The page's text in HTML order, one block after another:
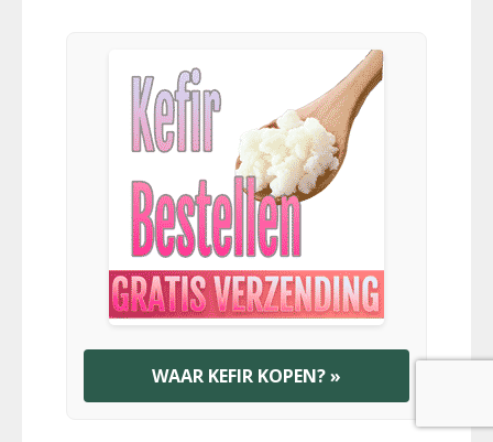
WAAR KEFIR KOPEN? »